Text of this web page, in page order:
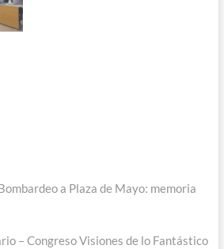
a Plaza de Mayo: memoria
– Congreso Visiones de lo Fantástico